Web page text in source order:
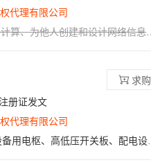
代理有限公司
算、为他人创建和设计网络信息索引（信息技术服务）
册证发文
代理有限公司
电枢、高低压开关板、配电设备；
求购